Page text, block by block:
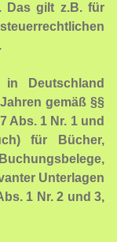
Das gilt z.B. für
Deutschland
gemäß §§
Abs. 1 Nr. 1 und
für Bücher,
Unterlagen
1 Nr. 2 und 3,